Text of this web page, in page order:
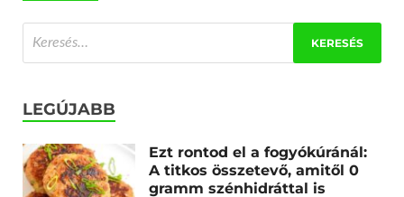
LEGÚJABB
Ezt rontod el a fogyókúránál:
A titkos összetevő, amitől 0
gramm szénhidráttal is